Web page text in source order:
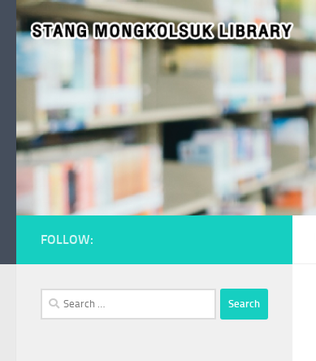
Skip to content
FOLLOW:
Search
for: